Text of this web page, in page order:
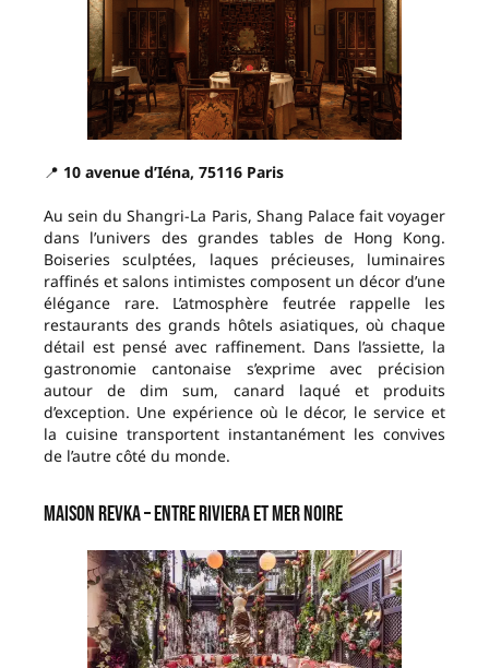
📍 10 avenue d’Iéna, 75116 Paris
Au sein du Shangri-La Paris, Shang Palace fait voyager
dans l’univers des grandes tables de Hong Kong.
Boiseries sculptées, laques précieuses, luminaires
raffinés et salons intimistes composent un décor d’une
élégance rare. L’atmosphère feutrée rappelle les
restaurants des grands hôtels asiatiques, où chaque
détail est pensé avec raffinement. Dans l’assiette, la
gastronomie cantonaise s’exprime avec précision
autour de dim sum, canard laqué et produits
d’exception. Une expérience où le décor, le service et
la cuisine transportent instantanément les convives
de l’autre côté du monde.
Maison Revka – Entre Riviera et mer Noire